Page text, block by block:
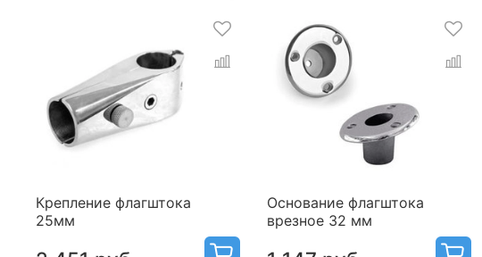
Крепление флагштока
25мм
Основание флагштока
врезное 32 мм